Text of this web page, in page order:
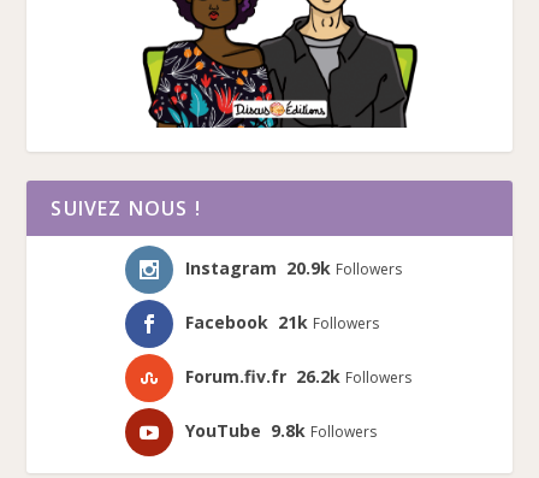
SUIVEZ NOUS !
Instagram 20.9k Followers
Facebook 21k Followers
Forum.fiv.fr 26.2k Followers
YouTube 9.8k Followers